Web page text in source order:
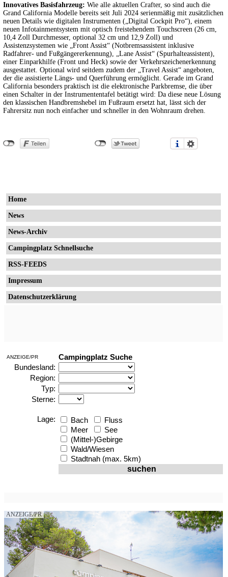
Innovatives Basisfahrzeug: Wie alle aktuellen Crafter, so sind auch die
Grand California Modelle bereits seit Juli 2024 serienmäßig mit zusätzlichen
neuen Details wie digitalen Instrumenten („Digital Cockpit Pro“), einem
neuen Infotainmentsystem mit optisch freistehendem Touchscreen (26 cm,
10,4 Zoll Durchmesser, optional 32 cm und 12,9 Zoll) und
Assistenzsystemen wie „Front Assist“ (Notbremsassistent inklusive
Radfahrer- und Fußgängererkennung), „Lane Assist“ (Spurhalteassistent),
einer Einparkhilfe (Front und Heck) sowie der Verkehrszeichenerkennung
ausgestattet. Optional wird seitdem zudem der „Travel Assist“ angeboten,
der die assistierte Längs- und Querführung ermöglicht. Gerade im Grand
California besonders praktisch ist die elektronische Parkbremse, die über
einen Schalter in der Instrumententafel betätigt wird: Da diese neue Lösung
den klassischen Handbremshebel im Fußraum ersetzt hat, lässt sich der
Fahrersitz nun noch einfacher und schneller in den Wohnraum drehen.
Home
News
News-Archiv
Campingplatz Schnellsuche
RSS-FEEDS
Impressum
Datenschutzerklärung